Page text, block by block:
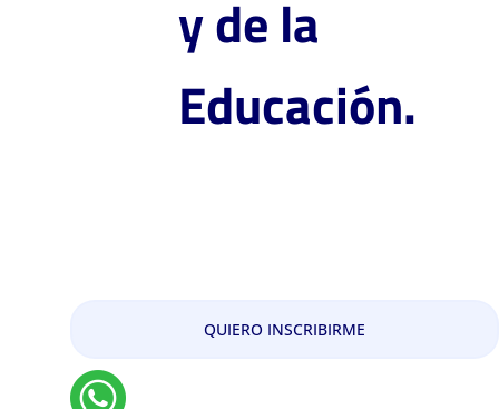
y de la
Educación.
QUIERO INSCRIBIRME